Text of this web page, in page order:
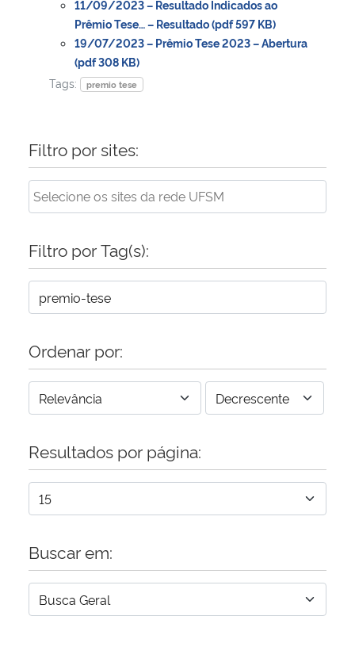
11/09/2023 – Resultado Indicados ao
Prêmio Tese… – Resultado (pdf 597 KB)
19/07/2023 – Prêmio Tese 2023 – Abertura
(pdf 308 KB)
Tags:
premio tese
Filtro por sites:
Filtro por Tag(s):
Ordenar por:
Resultados por página:
Buscar em: